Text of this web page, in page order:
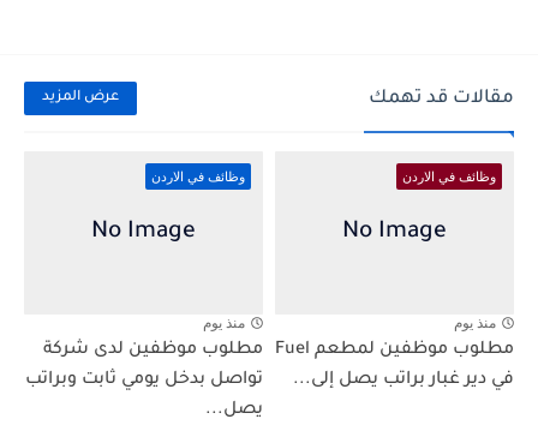
مقالات قد تهمك عرض المزيد
وظائف في الاردن
منذ يوم
مطلوب موظفين لمطعم Fuel
في دير غبار براتب يصل إلى...
وظائف في الاردن
منذ يوم
مطلوب موظفين لدى شركة
تواصل بدخل يومي ثابت وبراتب
يصل...